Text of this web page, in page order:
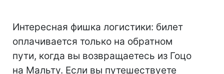
Интересная фишка логистики: билет
оплачивается только на обратном
пути, когда вы возвращаетесь из Гоцо
на Мальту. Если вы путешествуете